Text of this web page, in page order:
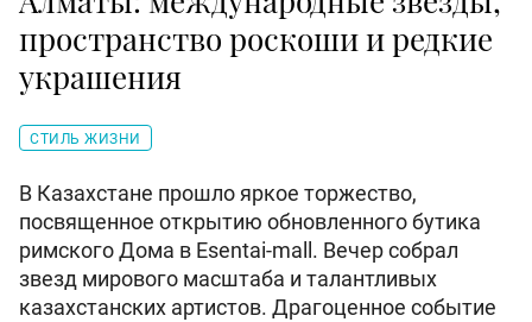
пространство роскоши и редкие
украшения
СТИЛЬ ЖИЗНИ
В Казахстане прошло яркое торжество,
посвященное открытию обновленного бутика
римского Дома в Esentai-mall. Вечер собрал
звезд мирового масштаба и талантливых
казахстанских артистов. Драгоценное событие